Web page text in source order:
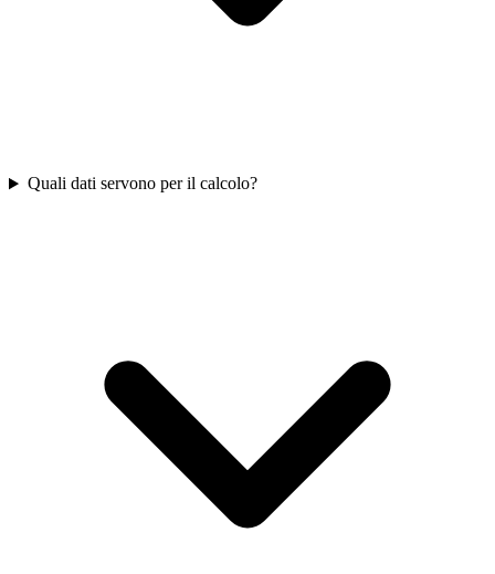
Quali dati servono per il calcolo?